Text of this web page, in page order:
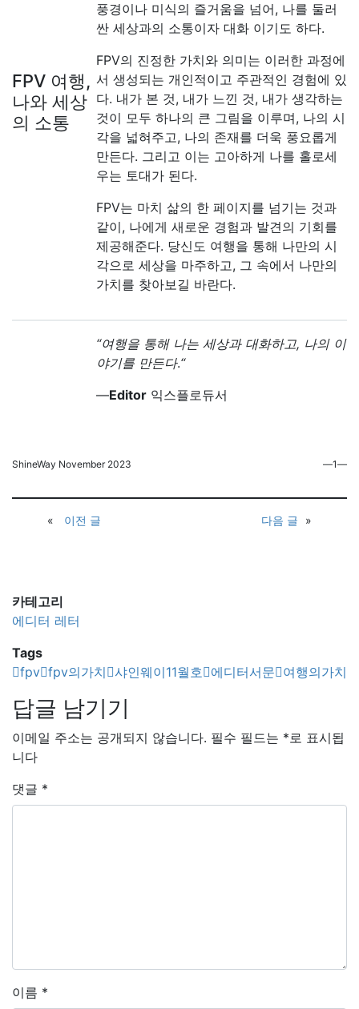
FPV 여행,
나와 세상
의 소통
풍경이나 미식의 즐거움을 넘어, 나를 둘러
싼 세상과의 소통이자 대화 이기도 하다.
FPV의 진정한 가치와 의미는 이러한 과정에
서 생성되는 개인적이고 주관적인 경험에 있
다. 내가 본 것, 내가 느낀 것, 내가 생각하는
것이 모두 하나의 큰 그림을 이루며, 나의 시
각을 넓혀주고, 나의 존재를 더욱 풍요롭게
만든다. 그리고 이는 고아하게 나를 홀로세
우는 토대가 된다.
FPV는 마치 삶의 한 페이지를 넘기는 것과
같이, 나에게 새로운 경험과 발견의 기회를
제공해준다. 당신도 여행을 통해 나만의 시
각으로 세상을 마주하고, 그 속에서 나만의
가치를 찾아보길 바란다.
“여행을 통해 나는 세상과 대화하고, 나의 이
야기를 만든다.“
―Editor익스플로듀서
ShineWay November 2023 ―1―
« 이전 글 다음 글 »
카테고리
에디터 레터
Tags
fpv fpv의가치 샤인웨이11월호 에디터서문 여행의가치
답글 남기기
이메일 주소는 공개되지 않습니다. 필수 필드는 *로 표시됩
니다
댓글 *
이름 *